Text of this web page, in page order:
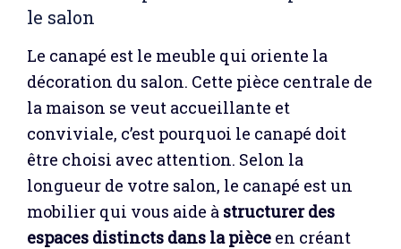
le salon
Le canapé est le meuble qui oriente la
décoration du salon. Cette pièce centrale de
la maison se veut accueillante et
conviviale, c’est pourquoi le canapé doit
être choisi avec attention. Selon la
longueur de votre salon, le canapé est un
mobilier qui vous aide à structurer des
espaces distincts dans la pièce en créant